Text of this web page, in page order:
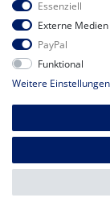
Honig
Hiermit bestätige
Meine
© Copyright 2026 | Alle
Essenziell
Externe Medien
PayPal
Funktional
Weitere Einstellungen